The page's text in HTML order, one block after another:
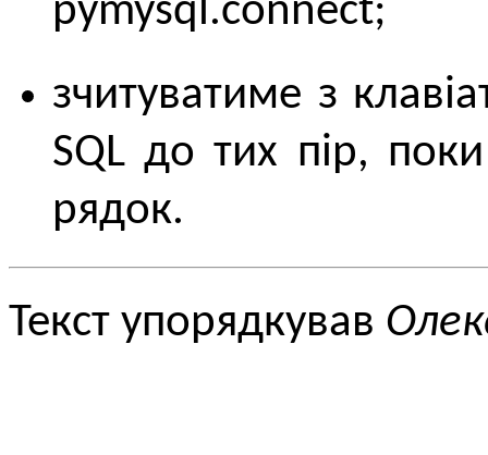
pymysql.connect;
зчитуватиме з
SQL до тих пір,
рядок.
Текст упорядкував